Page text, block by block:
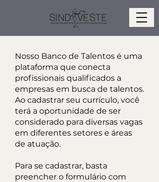
Nosso Banco de Talentos é uma
plataforma que conecta
profissionais qualificados a
empresas em busca de talentos.
Ao cadastrar seu currículo, você
terá a oportunidade de ser
considerado para diversas vagas
em diferentes setores e áreas
de atuação.
Para se cadastrar, basta
preencher o formulário com